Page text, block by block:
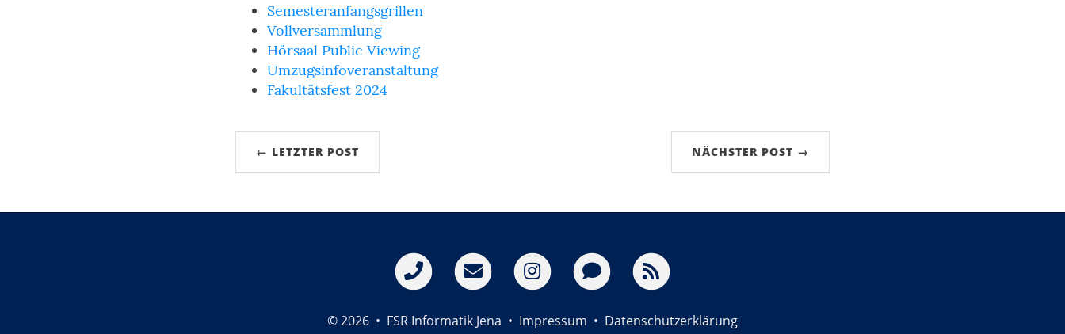
Semesteranfangsgrillen
Vollversammlung
Hörsaal Public Viewing
Umzugsinfoveranstaltung
Fakultätsfest 2024
← LETZTER POST NÄCHSTER POST →
© 2026 • FSR Informatik Jena • Impressum • Datenschutzerklärung